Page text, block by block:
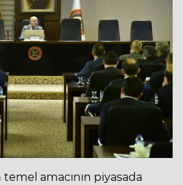
amacının piyasada